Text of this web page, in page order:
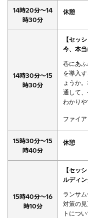
14時20分～14
時30分
休憩
14時30分～15
時30分
【セッ
今、本
巷にあ
を導入
ょうか
通して
わかりや
ファイ
15時30分～15
時40分
休憩
15時40分～16
時10分
【セッ
ルディ
ランサ
対策の
トにつ